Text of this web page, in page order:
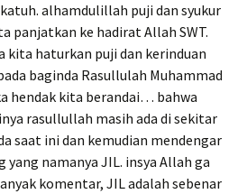
alhamdulillah puji dan syukur
panjatkan ke hadirat Allah SWT.
kita haturkan puji dan kerinduan
baginda Rasullulah Muhammad
hendak kita berandai… bahwa
rasullullah masih ada di sekitar
saat ini dan kemudian mendengar
yang namanya JIL. insya Allah ga
komentar, JIL adalah sebenar